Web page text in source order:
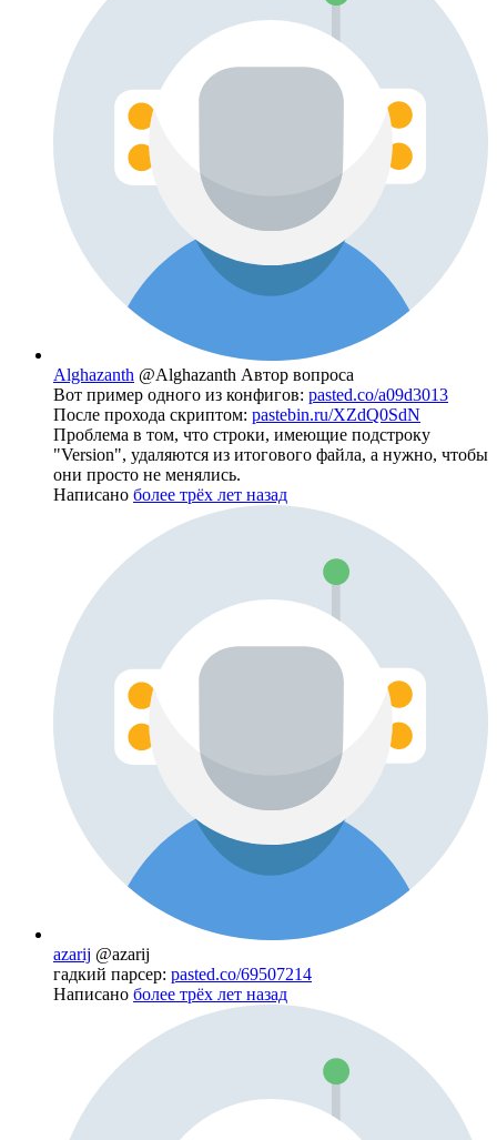
Alghazanth @Alghazanth Автор вопроса
Вот пример одного из конфигов: pasted.co/a09d3013
После прохода скриптом: pastebin.ru/XZdQ0SdN
Проблема в том, что строки, имеющие подстроку
"Version", удаляются из итогового файла, а нужно, чтобы
они просто не менялись.
Написано более трёх лет назад
azarij @azarij
гадкий парсер: pasted.co/69507214
Написано более трёх лет назад